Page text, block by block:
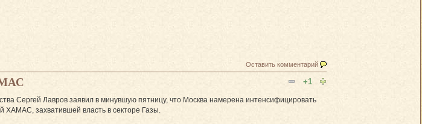
Оставить комментарий
+1
Сергей Лавров заявил в минувшую пятницу, что Москва намерена интенсифицировать
ХАМАС, захватившей власть в секторе Газы.